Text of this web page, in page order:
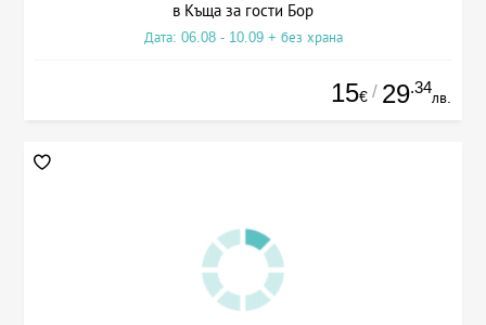
в Къща за гости Бор
Дата: 06.08 - 10.09 + без храна
15€ / 29.34
лв.